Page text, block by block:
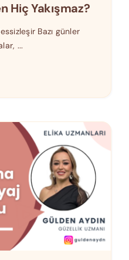
Hiç Yakışmaz?
Bazı günler
...